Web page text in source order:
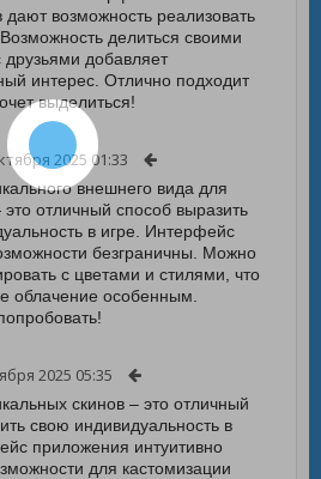
дают возможность реализовать
делиться своими
добавляет
интерес. Отлично подходит
выделиться!
2025 01:33
внешнего вида для
отличный способ выразить
в игре. Интерфейс
безграничны. Можно
с цветами и стилями, что
облачение особенным.
2025 05:35
скинов – это отличный
свою индивидуальность в
приложения интуитивно
для кастомизации